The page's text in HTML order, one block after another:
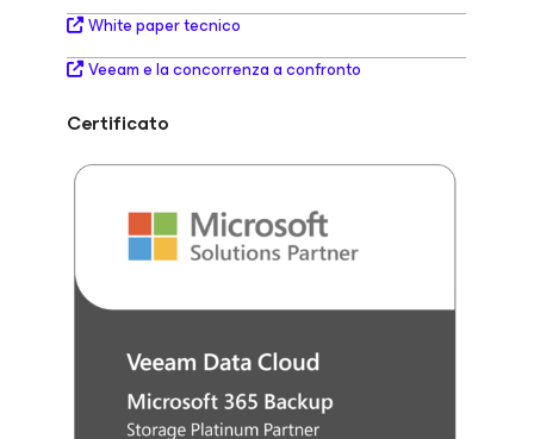
White paper tecnico
Veeam e la concorrenza a confronto
Certificato